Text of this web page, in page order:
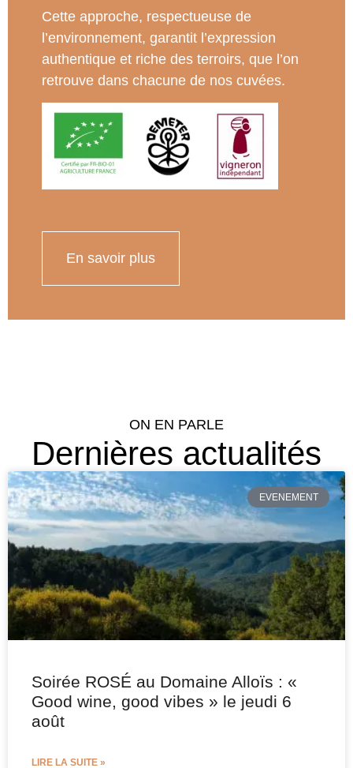
Cette approche, respectueuse de
l’environnement, garantit l’expression
authentique et riche des terroirs, que l’on
retrouve dans chacune de nos cuvées.
En savoir plus
ON EN PARLE
Dernières actualités
EVENEMENT
Soirée ROSÉ au Domaine Alloïs : «
Good wine, good vibes » le jeudi 6
août
LIRE LA SUITE »